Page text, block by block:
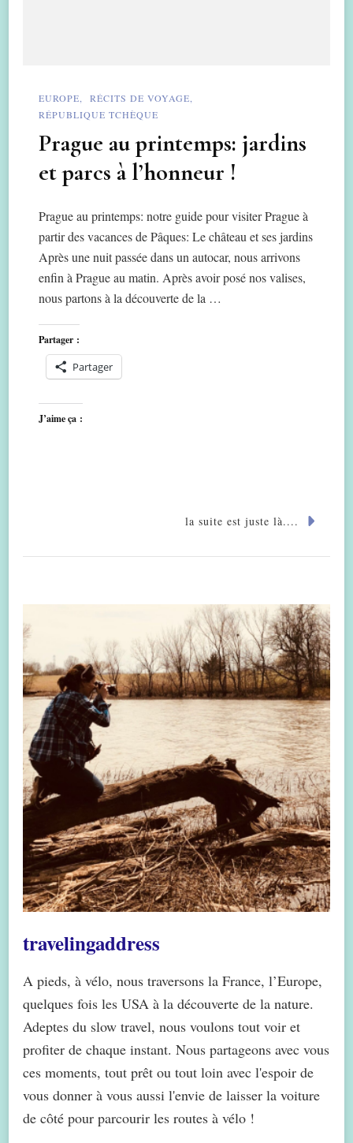
EUROPE
RÉCITS DE VOYAGE
RÉPUBLIQUE TCHÈQUE
Prague au printemps: jardins
et parcs à l’honneur !
Prague au printemps: notre guide pour visiter Prague à
partir des vacances de Pâques: Le château et ses jardins
Après une nuit passée dans un autocar, nous arrivons
enfin à Prague au matin. Après avoir posé nos valises,
nous partons à la découverte de la …
Partager :
Partager
J’aime ça :
la suite est juste là....
travelingaddress
A pieds, à vélo, nous traversons la France, l’Europe,
quelques fois les USA à la découverte de la nature.
Adeptes du slow travel, nous voulons tout voir et
profiter de chaque instant. Nous partageons avec vous
ces moments, tout prêt ou tout loin avec l'espoir de
vous donner à vous aussi l'envie de laisser la voiture
de côté pour parcourir les routes à vélo !